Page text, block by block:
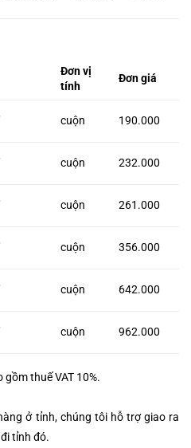
Đơn vị
tính
Đơn giá
cuộn 190.000
cuộn 232.000
cuộn 261.000
cuộn 356.000
cuộn 642.000
cuộn 962.000
thuế VAT 10%.
ở tỉnh, chúng tôi hỗ trợ giao ra
tỉnh đó.